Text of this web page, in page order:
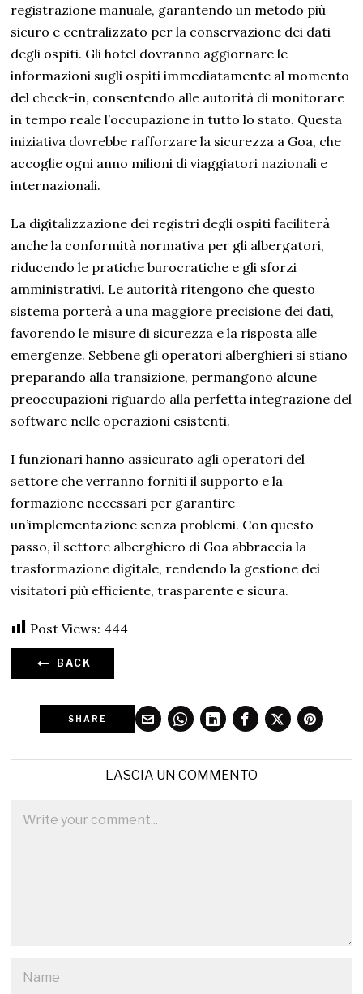
registrazione manuale, garantendo un metodo più
sicuro e centralizzato per la conservazione dei dati
degli ospiti. Gli hotel dovranno aggiornare le
informazioni sugli ospiti immediatamente al momento
del check-in, consentendo alle autorità di monitorare
in tempo reale l’occupazione in tutto lo stato. Questa
iniziativa dovrebbe rafforzare la sicurezza a Goa, che
accoglie ogni anno milioni di viaggiatori nazionali e
internazionali.
La digitalizzazione dei registri degli ospiti faciliterà
anche la conformità normativa per gli albergatori,
riducendo le pratiche burocratiche e gli sforzi
amministrativi. Le autorità ritengono che questo
sistema porterà a una maggiore precisione dei dati,
favorendo le misure di sicurezza e la risposta alle
emergenze. Sebbene gli operatori alberghieri si stiano
preparando alla transizione, permangono alcune
preoccupazioni riguardo alla perfetta integrazione del
software nelle operazioni esistenti.
I funzionari hanno assicurato agli operatori del
settore che verranno forniti il supporto e la
formazione necessari per garantire
un’implementazione senza problemi. Con questo
passo, il settore alberghiero di Goa abbraccia la
trasformazione digitale, rendendo la gestione dei
visitatori più efficiente, trasparente e sicura.
Post Views: 444
BACK
SHARE
LASCIA UN COMMENTO